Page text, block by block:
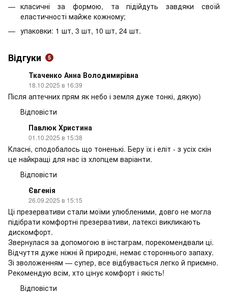
класичні за формою, та підійдуть завдяки своїй
еластичності майже кожному;
упаковки: 1 шт, 3 шт, 10 шт, 24 шт.
Відгуки 5
Ткаченко Анна Володимирівна
18.10.2025 в 16:39
Після аптечних прям як небо і земля дуже тонкі, дякую)
Відповісти
Павлюк Христина
01.10.2025 в 15:38
Класні, сподобалось що тоненькі. Беру їх і еліт - з усіх скін
це найкращі для нас із хлопцем варіанти.
Відповісти
Євгенія
26.09.2025 в 15:15
Ці презервативи стали моїми улюбленими, довго не могла
підібрати комфортні презервативи, латексі викликають
дискомфорт.
Звернулася за допомогою в інстаграм, порекомендвали ці.
Відчуття дуже ніжні й природні, немає стороннього запаху.
Зі зволоженням — супер, все відбувається легко й приємно.
Рекомендую всім, хто цінує комфорт і якість!
Відповісти